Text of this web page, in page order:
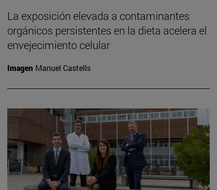
La exposición elevada a contaminantes
orgánicos persistentes en la dieta acelera el
envejecimiento celular
Imagen Manuel Castells